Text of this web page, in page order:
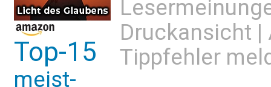
Top-15
meist-
Druckansicht |
Tippfehler